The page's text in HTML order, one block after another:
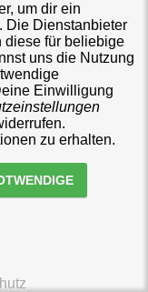
um dir ein
Die Dienstanbieter
diese für beliebige
uns die Nutzung
Einwilligung
zu erhalten.